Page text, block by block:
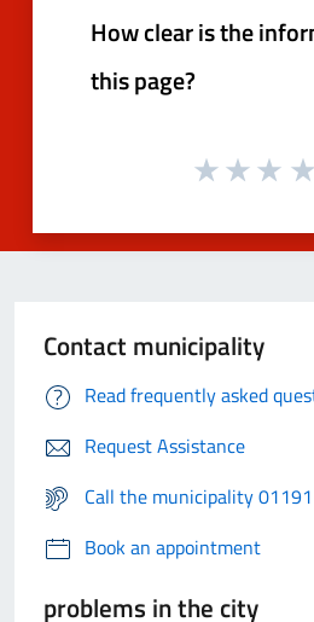
How clear is the
this page?
Contact municipality
Read frequently asked
Request Assistance
Call the municipality
Book an appointment
problems in the city